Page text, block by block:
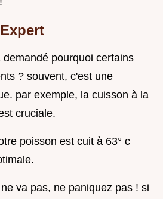
pourquoi certains
? souvent, c'est une
par exemple, la cuisson à la
cruciale.
poisson est cuit à 63° c
va pas, ne paniquez pas ! si